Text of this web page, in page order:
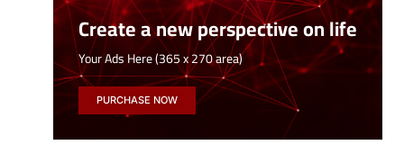
Create a new perspective on life
Your Ads Here (365 x 270 area)
PURCHASE NOW